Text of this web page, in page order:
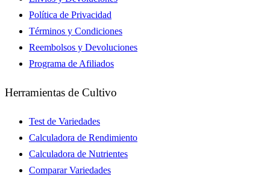
Política de Privacidad
Términos y Condiciones
Reembolsos y Devoluciones
Programa de Afiliados
Herramientas de Cultivo
Test de Variedades
Calculadora de Rendimiento
Calculadora de Nutrientes
Comparar Variedades